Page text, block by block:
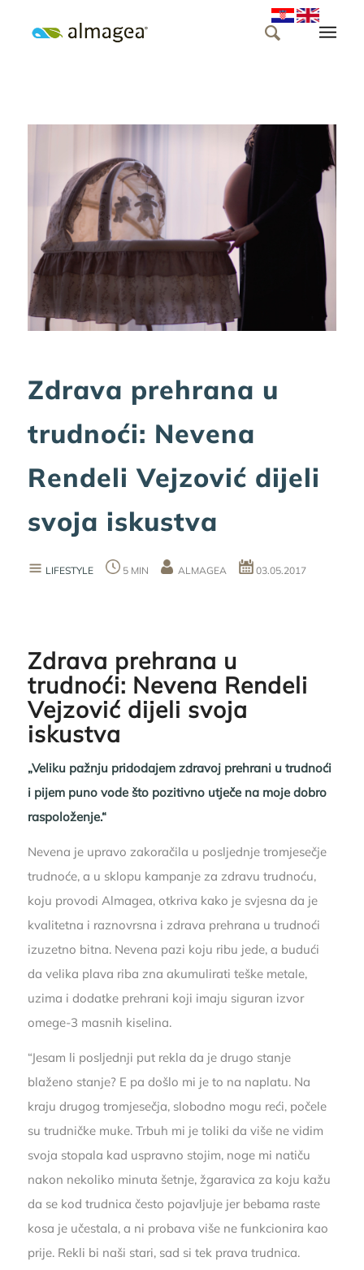
Zdrava prehrana u
trudnoći: Nevena
Rendeli Vejzović dijeli
svoja iskustva
LIFESTYLE 5 MIN ALMAGEA 03.05.2017
Zdrava prehrana u
trudnoći: Nevena Rendeli
Vejzović dijeli svoja
iskustva
„Veliku pažnju pridodajem zdravoj prehrani u trudnoći
i pijem puno vode što pozitivno utječe na moje dobro
raspoloženje.“
Nevena je upravo zakoračila u posljednje tromjesečje
trudnoće, a u sklopu kampanje za zdravu trudnoću,
koju provodi Almagea, otkriva kako je svjesna da je
kvalitetna i raznovrsna i zdrava prehrana u trudnoći
izuzetno bitna. Nevena pazi koju ribu jede, a budući
da velika plava riba zna akumulirati teške metale,
uzima i dodatke prehrani koji imaju siguran izvor
omege-3 masnih kiselina.
“Jesam li posljednji put rekla da je drugo stanje
blaženo stanje? E pa došlo mi je to na naplatu. Na
kraju drugog tromjesečja, slobodno mogu reći, počele
su trudničke muke. Trbuh mi je toliki da više ne vidim
svoja stopala kad uspravno stojim, noge mi natiču
nakon nekoliko minuta šetnje, žgaravica za koju kažu
da se kod trudnica često pojavljuje jer bebama raste
kosa je učestala, a ni probava više ne funkcionira kao
prije. Rekli bi naši stari, sad si tek prava trudnica.